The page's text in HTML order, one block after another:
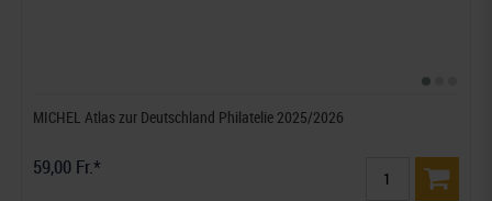
MICHEL Atlas zur Deutschland Philatelie 2025/2026
59,00 Fr.*